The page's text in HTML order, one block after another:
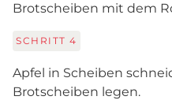
Brotscheiben mit dem
SCHRITT 4
Apfel in Scheiben
Brotscheiben legen.